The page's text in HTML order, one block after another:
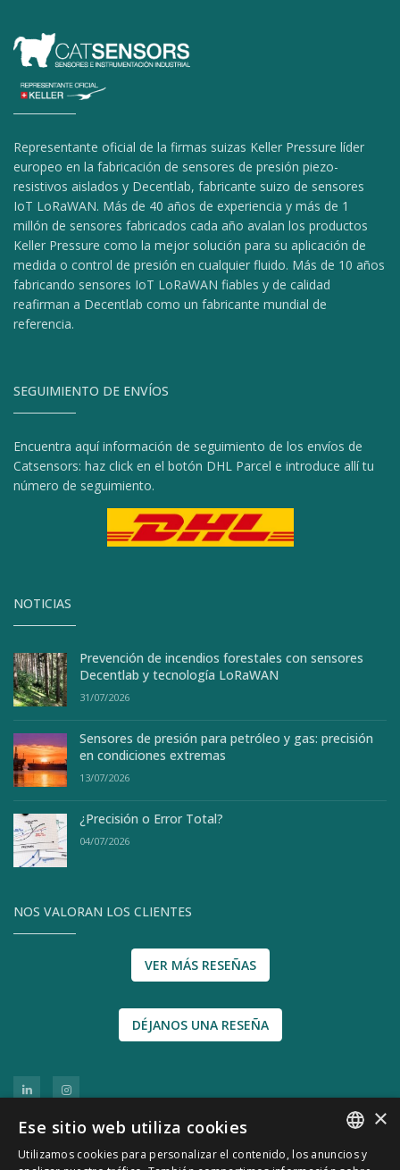
Representante oficial de la firmas suizas Keller Pressure líder
europeo en la fabricación de sensores de presión piezo-
resistivos aislados y Decentlab, fabricante suizo de sensores
IoT LoRaWAN. Más de 40 años de experiencia y más de 1
millón de sensores fabricados cada año avalan los productos
Keller Pressure como la mejor solución para su aplicación de
medida o control de presión en cualquier fluido. Más de 10 años
fabricando sensores IoT LoRaWAN fiables y de calidad
reafirman a Decentlab como un fabricante mundial de
referencia.
SEGUIMIENTO DE ENVÍOS
Encuentra aquí información de seguimiento de los envíos de
Catsensors: haz click en el botón DHL Parcel e introduce allí tu
número de seguimiento.
NOTICIAS
Prevención de incendios forestales con sensores
Decentlab y tecnología LoRaWAN
31/07/2026
Sensores de presión para petróleo y gas: precisión
en condiciones extremas
13/07/2026
¿Precisión o Error Total?
04/07/2026
NOS VALORAN LOS CLIENTES
VER MÁS RESEÑAS
DÉJANOS UNA RESEÑA
SPANISH
×
Ese sitio web utiliza cookies
Utilizamos cookies para personalizar el contenido, los anuncios y